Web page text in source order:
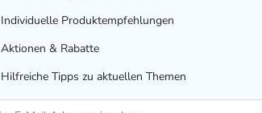
Individuelle Produktempfehlungen
Aktionen & Rabatte
Hilfreiche Tipps zu aktuellen Themen